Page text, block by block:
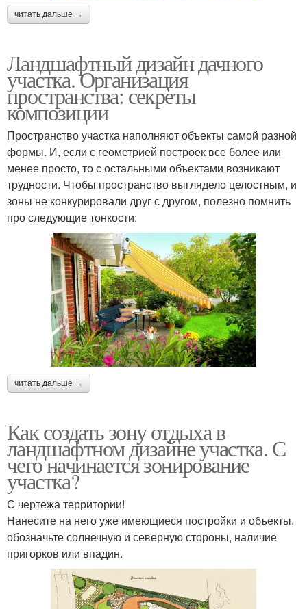
читать дальше →
Ландшафтный дизайн дачного
участка. Организация
пространства: секреты
композиции
Пространство участка наполняют объекты самой разной
формы. И, если с геометрией построек все более или
менее просто, то с остальными объектами возникают
трудности. Чтобы пространство выглядело целостным, и
зоны не конкурировали друг с другом, полезно помнить
про следующие тонкости:
читать дальше →
Как создать зону отдыха в
ландшафтном дизайне участка. С
чего начинается зонирование
участка?
С чертежа территории!
Нанесите на него уже имеющиеся постройки и объекты,
обозначьте солнечную и северную стороны, наличие
пригорков или впадин.